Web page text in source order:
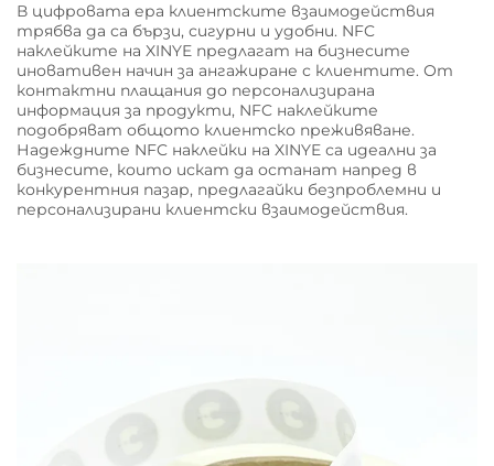
В цифровата ера клиентските взаимодействия
трябва да са бързи, сигурни и удобни. NFC
наклейките на XINYE предлагат на бизнесите
иновативен начин за ангажиране с клиентите. От
контактни плащания до персонализирана
информация за продукти, NFC наклейките
подобряват общото клиентско преживяване.
Надеждните NFC наклейки на XINYE са идеални за
бизнесите, които искат да останат напред в
конкурентния пазар, предлагайки безпроблемни и
персонализирани клиентски взаимодействия.